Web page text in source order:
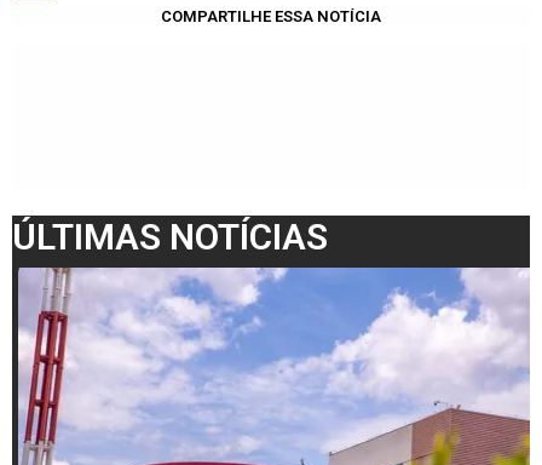
COMPARTILHE ESSA NOTÍCIA
ÚLTIMAS NOTÍCIAS